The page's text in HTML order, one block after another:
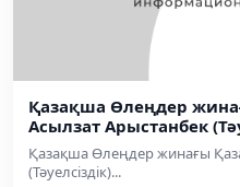
Қазақша Өлеңдер
Асылзат Арыстанбек
Қазақша Өлеңдер жинағы
(Тәуелсіздік)...